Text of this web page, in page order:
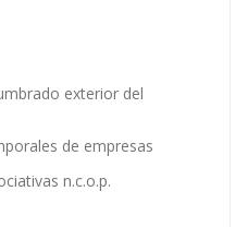
exterior del
de empresas
n.c.o.p.